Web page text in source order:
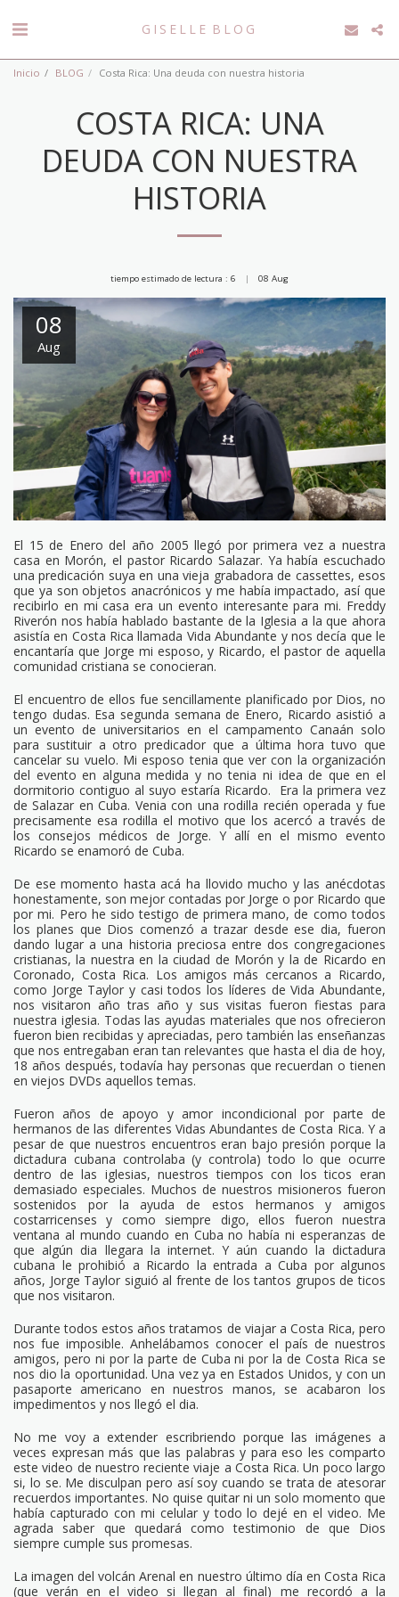
GISELLE BLOG
Inicio BLOG Costa Rica: Una deuda con nuestra historia
COSTA RICA: UNA
DEUDA CON NUESTRA
HISTORIA
tiempo estimado de lectura : 6 08 Aug
08
Aug
El 15 de Enero del año 2005 llegó por primera vez a nuestra
casa en Morón, el pastor Ricardo Salazar. Ya había escuchado
una predicación suya en una vieja grabadora de cassettes, esos
que ya son objetos anacrónicos y me había impactado, así que
recibirlo en mi casa era un evento interesante para mi. Freddy
Riverón nos había hablado bastante de la Iglesia a la que ahora
asistía en Costa Rica llamada Vida Abundante y nos decía que le
encantaría que Jorge mi esposo, y Ricardo, el pastor de aquella
comunidad cristiana se conocieran.
El encuentro de ellos fue sencillamente planificado por Dios, no
tengo dudas. Esa segunda semana de Enero, Ricardo asistió a
un evento de universitarios en el campamento Canaán solo
para sustituir a otro predicador que a última hora tuvo que
cancelar su vuelo. Mi esposo tenia que ver con la organización
del evento en alguna medida y no tenia ni idea de que en el
dormitorio contiguo al suyo estaría Ricardo. Era la primera vez
de Salazar en Cuba. Venia con una rodilla recién operada y fue
precisamente esa rodilla el motivo que los acercó a través de
los consejos médicos de Jorge. Y allí en el mismo evento
Ricardo se enamoró de Cuba.
De ese momento hasta acá ha llovido mucho y las anécdotas
honestamente, son mejor contadas por Jorge o por Ricardo que
por mi. Pero he sido testigo de primera mano, de como todos
los planes que Dios comenzó a trazar desde ese dia, fueron
dando lugar a una historia preciosa entre dos congregaciones
cristianas, la nuestra en la ciudad de Morón y la de Ricardo en
Coronado, Costa Rica. Los amigos más cercanos a Ricardo,
como Jorge Taylor y casi todos los líderes de Vida Abundante,
nos visitaron año tras año y sus visitas fueron fiestas para
nuestra iglesia. Todas las ayudas materiales que nos ofrecieron
fueron bien recibidas y apreciadas, pero también las enseñanzas
que nos entregaban eran tan relevantes que hasta el dia de hoy,
18 años después, todavía hay personas que recuerdan o tienen
en viejos DVDs aquellos temas.
Fueron años de apoyo y amor incondicional por parte de
hermanos de las diferentes Vidas Abundantes de Costa Rica. Y a
pesar de que nuestros encuentros eran bajo presión porque la
dictadura cubana controlaba (y controla) todo lo que ocurre
dentro de las iglesias, nuestros tiempos con los ticos eran
demasiado especiales. Muchos de nuestros misioneros fueron
sostenidos por la ayuda de estos hermanos y amigos
costarricenses y como siempre digo, ellos fueron nuestra
ventana al mundo cuando en Cuba no había ni esperanzas de
que algún dia llegara la internet. Y aún cuando la dictadura
cubana le prohibió a Ricardo la entrada a Cuba por algunos
años, Jorge Taylor siguió al frente de los tantos grupos de ticos
que nos visitaron.
Durante todos estos años tratamos de viajar a Costa Rica, pero
nos fue imposible. Anhelábamos conocer el país de nuestros
amigos, pero ni por la parte de Cuba ni por la de Costa Rica se
nos dio la oportunidad. Una vez ya en Estados Unidos, y con un
pasaporte americano en nuestros manos, se acabaron los
impedimentos y nos llegó el dia.
No me voy a extender escribriendo porque las imágenes a
veces expresan más que las palabras y para eso les comparto
este video de nuestro reciente viaje a Costa Rica. Un poco largo
si, lo se. Me disculpan pero así soy cuando se trata de atesorar
recuerdos importantes. No quise quitar ni un solo momento que
había capturado con mi celular y todo lo dejé en el video. Me
agrada saber que quedará como testimonio de que Dios
siempre cumple sus promesas.
La imagen del volcán Arenal en nuestro último día en Costa Rica
(que verán en el video si llegan al final) me recordó a la